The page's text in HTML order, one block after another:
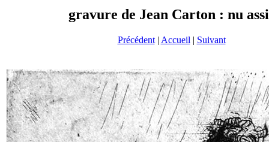
gravure de Jean Carton : nu
Précédent| Accueil | Suivant